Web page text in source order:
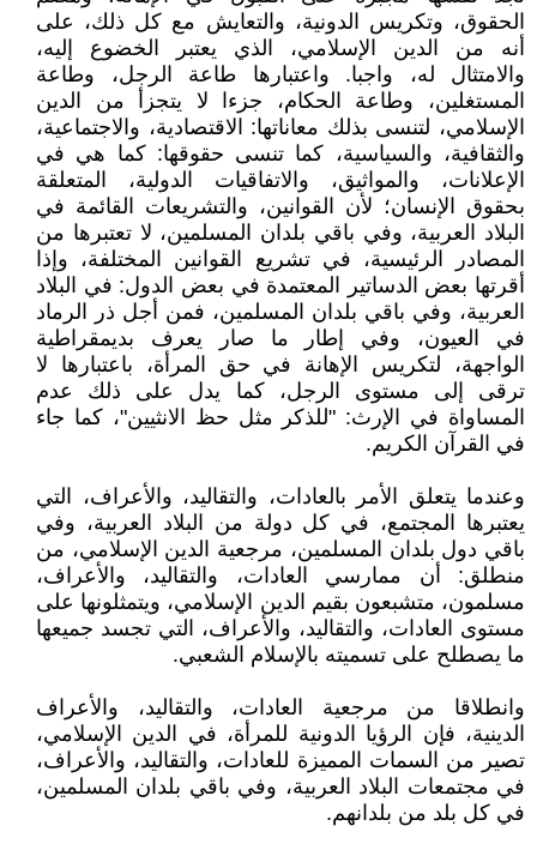
الحقوق، وتكريس الدونية، والتعايش مع كل ذلك، على
أنه من الدين الإسلامي، الذي يعتبر الخضوع إليه،
والامتثال له، واجبا. واعتبارها طاعة الرجل، وطاعة
المستغلين، وطاعة الحكام، جزءا لا يتجزأ من الدين
الإسلامي، لتنسى بذلك معاناتها: الاقتصادية، والاجتماعية،
والثقافية، والسياسية، كما تنسى حقوقها: كما هي في
الإعلانات، والمواثيق، والاتفاقيات الدولية، المتعلقة
بحقوق الإنسان؛ لأن القوانين، والتشريعات القائمة في
البلاد العربية، وفي باقي بلدان المسلمين، لا تعتبرها من
المصادر الرئيسية، في تشريع القوانين المختلفة، وإذا
أقرتها بعض الدساتير المعتمدة في بعض الدول: في البلاد
العربية، وفي باقي بلدان المسلمين، فمن أجل ذر الرماد
في العيون، وفي إطار ما صار يعرف بديمقراطية
الواجهة، لتكريس الإهانة في حق المرأة، باعتبارها لا
ترقى إلى مستوى الرجل، كما يدل على ذلك عدم
المساواة في الإرث: "للذكر مثل حظ الانثيين"، كما جاء
في القرآن الكريم.
وعندما يتعلق الأمر بالعادات، والتقاليد، والأعراف، التي
يعتبرها المجتمع، في كل دولة من البلاد العربية، وفي
باقي دول بلدان المسلمين، مرجعية الدين الإسلامي، من
منطلق: أن ممارسي العادات، والتقاليد، والأعراف،
مسلمون، متشبعون بقيم الدين الإسلامي، ويتمثلونها على
مستوى العادات، والتقاليد، والأعراف، التي تجسد جميعها
ما يصطلح على تسميته بالإسلام الشعبي.
وانطلاقا من مرجعية العادات، والتقاليد، والأعراف
الدينية، فإن الرؤيا الدونية للمرأة، في الدين الإسلامي،
تصير من السمات المميزة للعادات، والتقاليد، والأعراف،
في مجتمعات البلاد العربية، وفي باقي بلدان المسلمين،
في كل بلد من بلدانهم.